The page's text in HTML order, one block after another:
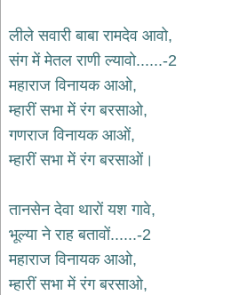
नाथ
भजन
baba
nath
bhajans
भक्ति
भजन
खाटू
श्याम
भजन
khatu
shaym
लीले सवारी बाबा रामदेव आवो,
संग में मेतल राणी ल्यावो......-2
महाराज विनायक आओ,
म्हारीं सभा में रंग बरसाओ,
गणराज विनायक आओं,
म्हारीं सभा में रंग बरसाओं।
तानसेन देवा थारों यश गावे,
भूल्या ने राह बतावों......-2
महाराज विनायक आओ,
म्हारीं सभा में रंग बरसाओ,